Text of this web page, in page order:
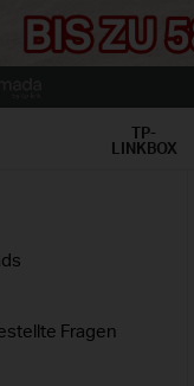
TP-
LINKBOX
Fragen